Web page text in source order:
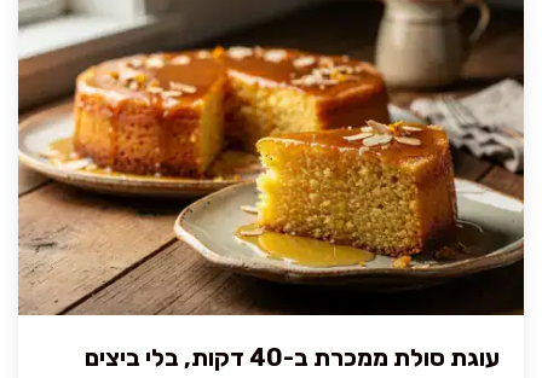
עוגת סולת ממכרת ב-40 דקות, בלי ביצים